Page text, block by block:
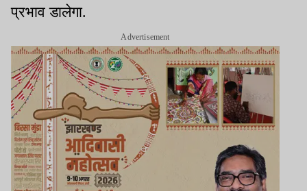
प्रभाव डालेगा.
Advertisement